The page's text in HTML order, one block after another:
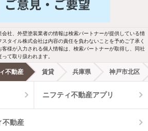
独立洗面台
都市ガス
オートロック
会社、外壁塗装業者の情報は検索パートナーが提供している情
タイル株式会社は内容の責任を負わないことを予めご了承く
様が入力される個人情報は、検索パートナーが取得し、同社
て取り扱われます。
不動産 賃貸 兵庫県 神戸市北区
ニフティ不動産アプリ
不動産